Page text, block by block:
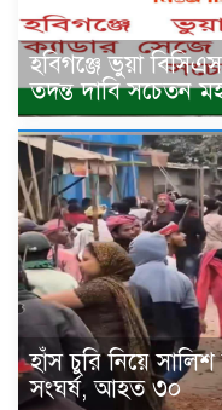
হবিগঞ্জে ভুয়া
তদন্ত দাবি সচেতন
হাঁস চুরি নিয়ে
সংঘর্ষ, আহত ৩০